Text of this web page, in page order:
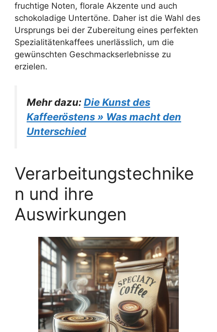
fruchtige Noten, florale Akzente und auch
schokoladige Untertöne. Daher ist die Wahl des
Ursprungs bei der Zubereitung eines perfekten
Spezialitätenkaffees unerlässlich, um die
gewünschten Geschmackserlebnisse zu
erzielen.
Mehr dazu: Die Kunst des
Kaffeeröstens » Was macht den
Unterschied
Verarbeitungstechnike
n und ihre
Auswirkungen